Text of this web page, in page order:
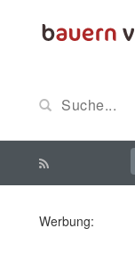
Werbung: